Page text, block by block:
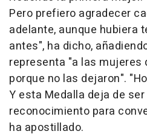
Pero prefiero agradecer
adelante, aunque hubiera
antes", ha dicho,
representa "a las mujeres
porque no las dejaron".
Y esta Medalla deja de
reconocimiento para
ha apostillado.